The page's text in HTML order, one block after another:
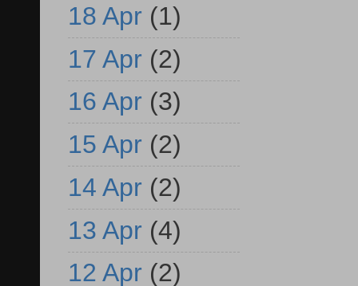
18 Apr (1)
17 Apr (2)
16 Apr (3)
15 Apr (2)
14 Apr (2)
13 Apr (4)
12 Apr (2)